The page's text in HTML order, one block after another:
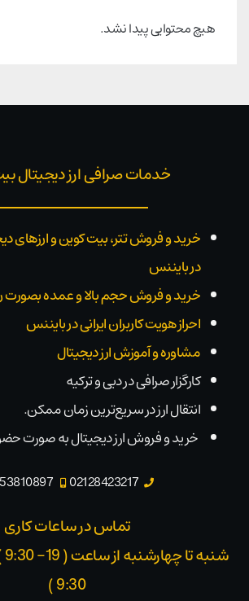
هیچ محتوایی پیدا نشد.
خدمات صرافی ارز دیجیتال
خرید و فروش تتر، بیت کوین و
در بایننس
خرید و فروش حجم بالا و عمده بصورت
احراز هویت کاربران ایرانی در بایننس
مشاوره و آموزش ارز دیجیتال
کارگزار صرافی در دبی و ترکیه
انتقال ارز در سریع‌ترین زمان ممکن.
خرید و فروش ارز دیجیتال به صورت
02128423217
تماس در ساعات کاری
9:30 )​